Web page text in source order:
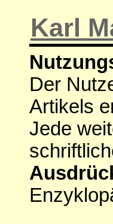
Karl
Der
Artikels
Jede